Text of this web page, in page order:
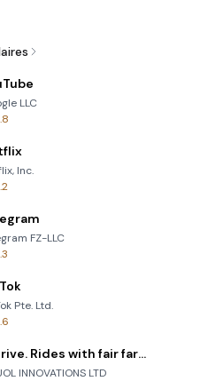
LLC
Inc.
FZ-LLC
Pte. Ltd.
inDrive. Rides with fair fares
INNOVATIONS LTD